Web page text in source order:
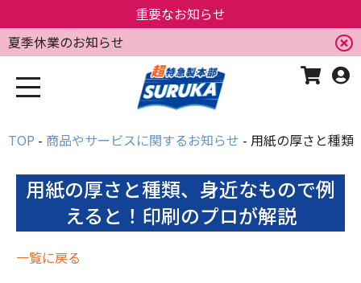
重要なお知らせ
夏季休業のお知らせ
TOP 商品やサービスに関するお知らせ 用紙の厚さと種類
用紙の厚さと種類、身近なもので例
えると！印刷のプロが解説
一覧に戻る